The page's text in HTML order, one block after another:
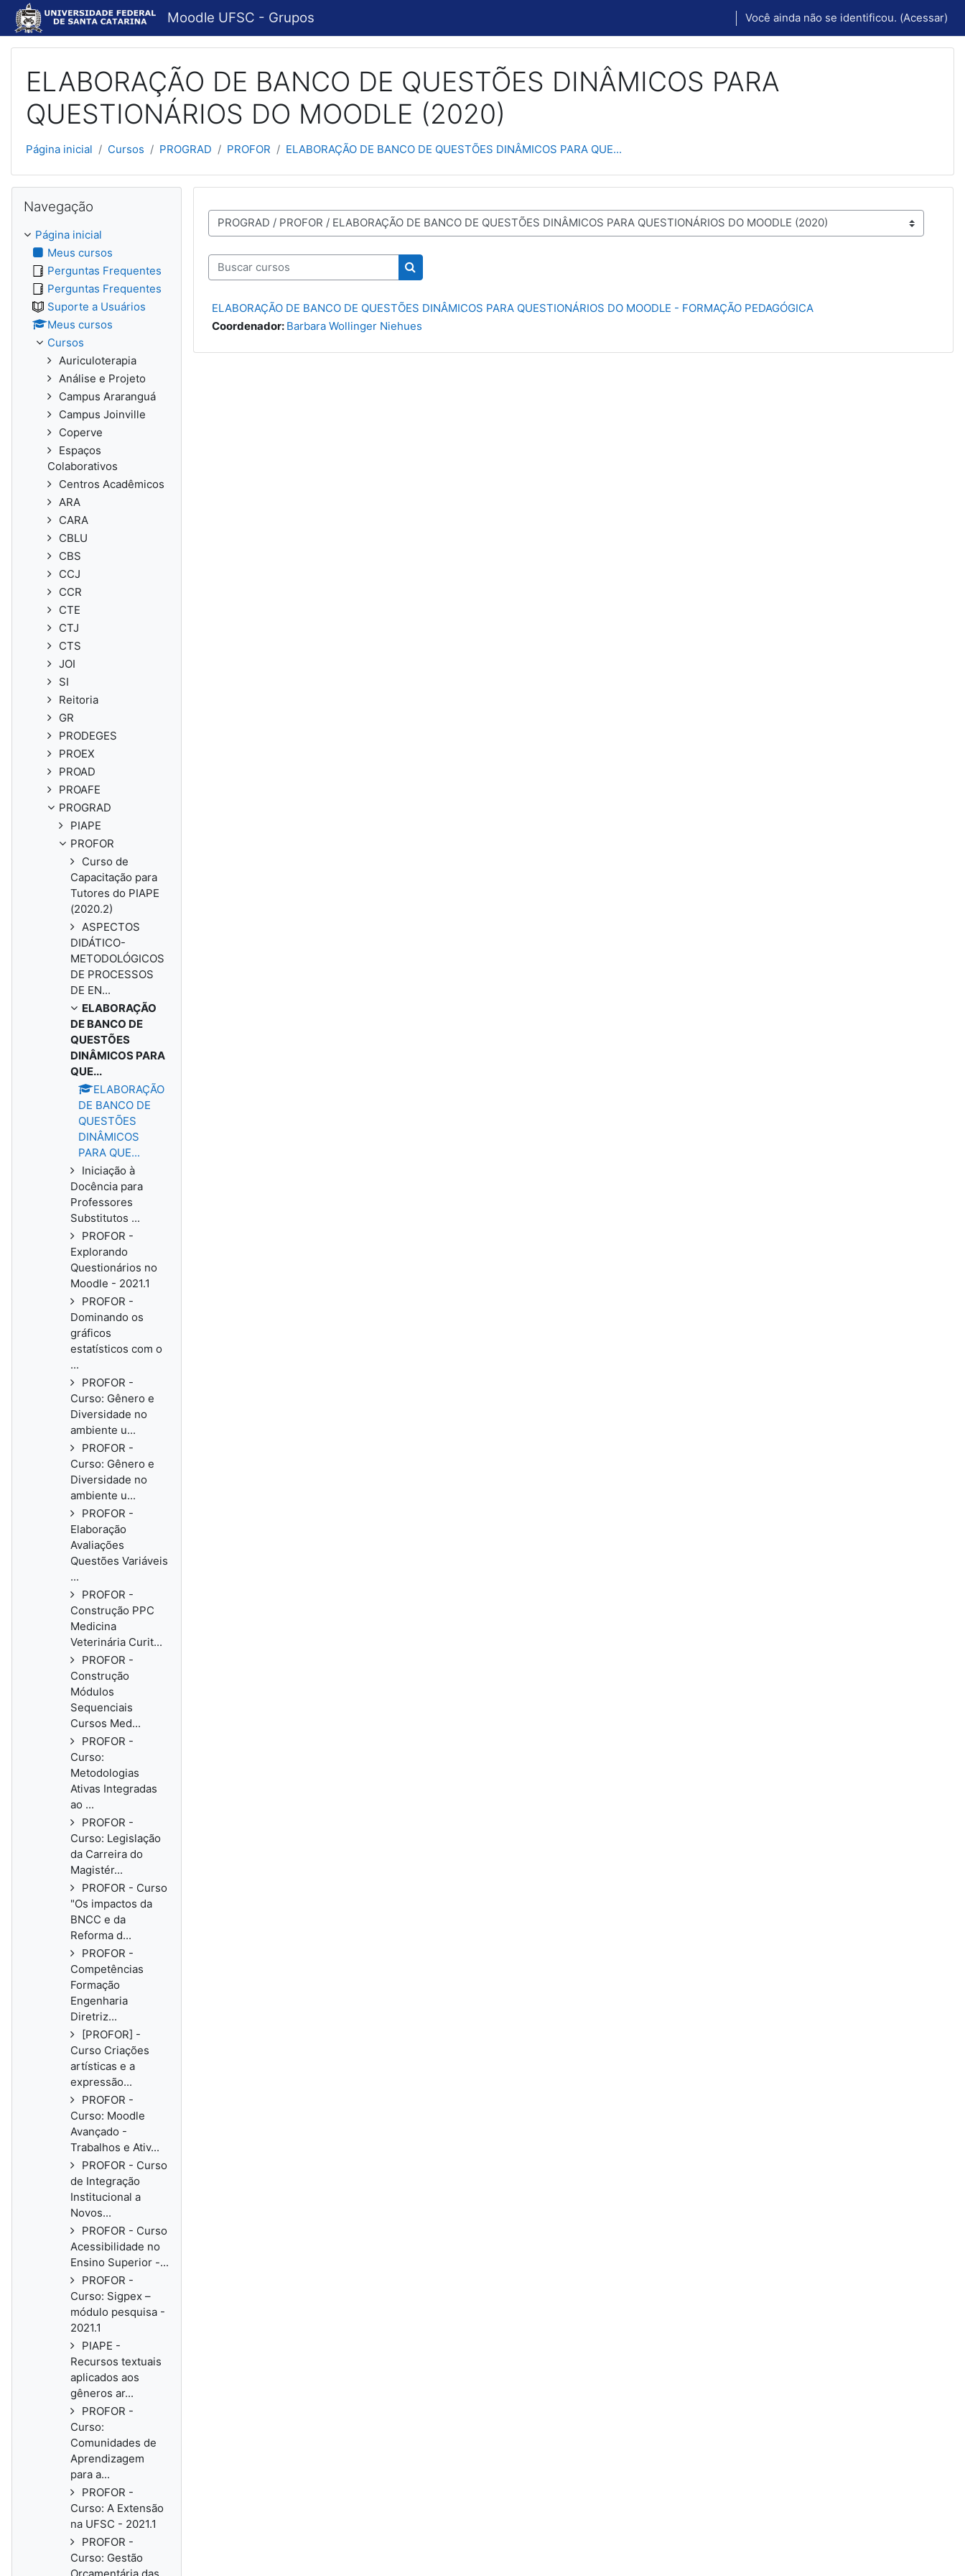
Ir para o conteúdo principal
Moodle UFSC - Grupos Você ainda não se identificou. (Acessar)
ELABORAÇÃO DE BANCO DE QUESTÕES DINÂMICOS PARA
QUESTIONÁRIOS DO MOODLE (2020)
Página inicial Cursos PROGRAD PROFOR ELABORAÇÃO DE BANCO DE QUESTÕES DINÂMICOS PARA QUE...
Categorias de Cursos
Buscar cursos
Buscar cursos
ELABORAÇÃO DE BANCO DE QUESTÕES DINÂMICOS PARA QUESTIONÁRIOS DO MOODLE - FORMAÇÃO PEDAGÓGICA
Coordenador: Barbara Wollinger Niehues
Navegação
Página inicial
Meus cursos
Perguntas Frequentes
Perguntas Frequentes
Suporte a Usuários
Meus cursos
Cursos
Auriculoterapia
Análise e Projeto
Campus Araranguá
Campus Joinville
Coperve
Espaços
Colaborativos
Centros Acadêmicos
ARA
CARA
CBLU
CBS
CCJ
CCR
CTE
CTJ
CTS
JOI
SI
Reitoria
GR
PRODEGES
PROEX
PROAD
PROAFE
PROGRAD
PIAPE
PROFOR
Curso de
Capacitação para
Tutores do PIAPE
(2020.2)
ASPECTOS
DIDÁTICO-
METODOLÓGICOS
DE PROCESSOS
DE EN...
ELABORAÇÃO
DE BANCO DE
QUESTÕES
DINÂMICOS PARA
QUE...
ELABORAÇÃO
DE BANCO DE
QUESTÕES
DINÂMICOS
PARA QUE...
Iniciação à
Docência para
Professores
Substitutos ...
PROFOR -
Explorando
Questionários no
Moodle - 2021.1
PROFOR -
Dominando os
gráficos
estatísticos com o
...
PROFOR -
Curso: Gênero e
Diversidade no
ambiente u...
PROFOR -
Curso: Gênero e
Diversidade no
ambiente u...
PROFOR -
Elaboração
Avaliações
Questões Variáveis
...
PROFOR -
Construção PPC
Medicina
Veterinária Curit...
PROFOR -
Construção
Módulos
Sequenciais
Cursos Med...
PROFOR -
Curso:
Metodologias
Ativas Integradas
ao ...
PROFOR -
Curso: Legislação
da Carreira do
Magistér...
PROFOR - Curso
"Os impactos da
BNCC e da
Reforma d...
PROFOR -
Competências
Formação
Engenharia
Diretriz...
[PROFOR] -
Curso Criações
artísticas e a
expressão...
PROFOR -
Curso: Moodle
Avançado -
Trabalhos e Ativ...
PROFOR - Curso
de Integração
Institucional a
Novos...
PROFOR - Curso
Acessibilidade no
Ensino Superior -...
PROFOR -
Curso: Sigpex –
módulo pesquisa -
2021.1
PIAPE -
Recursos textuais
aplicados aos
gêneros ar...
PROFOR -
Curso:
Comunidades de
Aprendizagem
para a...
PROFOR -
Curso: A Extensão
na UFSC - 2021.1
PROFOR -
Curso: Gestão